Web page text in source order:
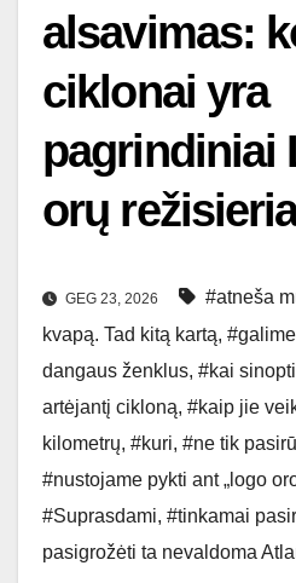
alsavimas:
ciklonai yra
pagrindiniai
orų
GEG 23, 2026
#atneša
kvapą. Tad kitą kartą,
dangaus ženklus, #kai
artėjantį cikloną, #kaip jie
kilometrų, #kuri, #ne tik
#nustojame pykti ant „logo
#Suprasdami, #tinkamai
pasigrožėti ta nevaldoma